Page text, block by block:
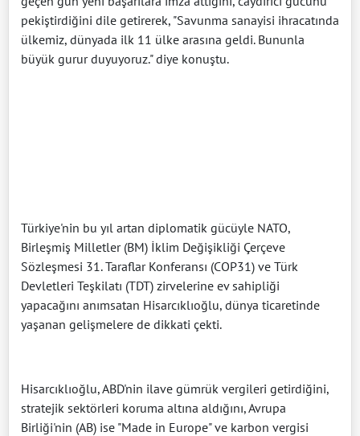
pekiştirdiğini dile getirerek, "Savunma sanayisi ihracatında
ülkemiz, dünyada ilk 11 ülke arasına geldi. Bununla
büyük gurur duyuyoruz." diye konuştu.
Türkiye'nin bu yıl artan diplomatik gücüyle NATO,
Birleşmiş Milletler (BM) İklim Değişikliği Çerçeve
Sözleşmesi 31. Taraflar Konferansı (COP31) ve Türk
Devletleri Teşkilatı (TDT) zirvelerine ev sahipliği
yapacağını anımsatan Hisarcıklıoğlu, dünya ticaretinde
yaşanan gelişmelere de dikkati çekti.
Hisarcıklıoğlu, ABD'nin ilave gümrük vergileri getirdiğini,
stratejik sektörleri koruma altına aldığını, Avrupa
Birliği'nin (AB) ise "Made in Europe" ve karbon vergisi